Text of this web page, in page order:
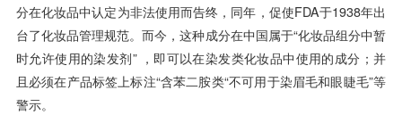
分在化妆品中认定为非法使用而告终，同年，促使FDA于1938年出
台了化妆品管理规范。而今，这种成分在中国属于“化妆品组分中暂
时允许使用的染发剂” ，即可以在染发类化妆品中使用的成分；并
且必须在产品标签上标注“含苯二胺类“不可用于染眉毛和眼睫毛”等
警示。